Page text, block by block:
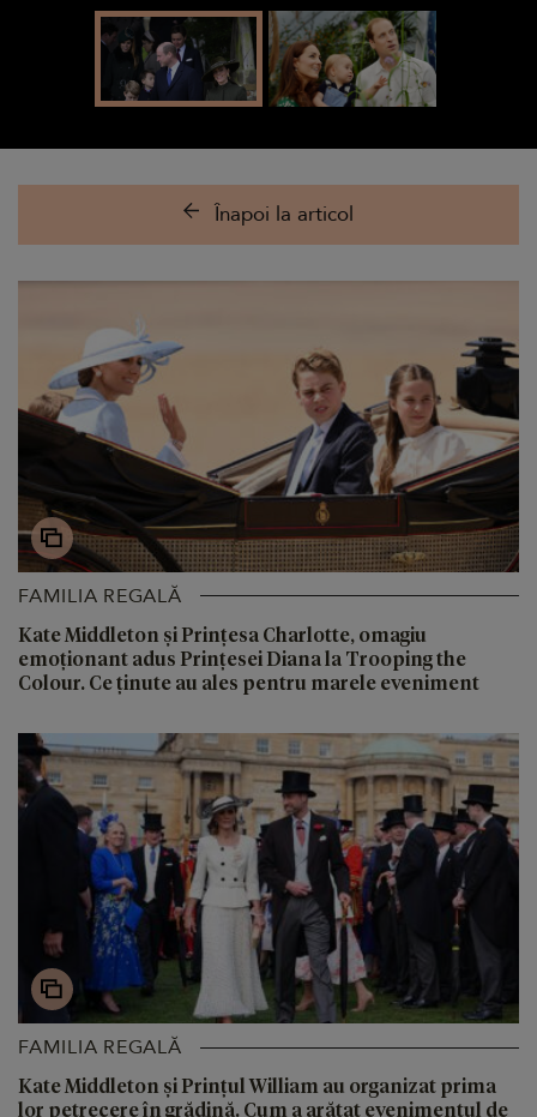
Înapoi la articol
FAMILIA REGALĂ
Kate Middleton și Prințesa Charlotte, omagiu
emoționant adus Prințesei Diana la Trooping the
Colour. Ce ținute au ales pentru marele eveniment
FAMILIA REGALĂ
Kate Middleton și Prințul William au organizat prima
lor petrecere în grădină. Cum a arătat evenimentul de